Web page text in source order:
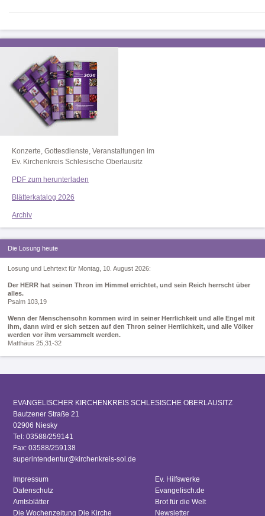
Konzerte, Gottesdienste, Veranstaltungen im
Ev. Kirchenkreis Schlesische Oberlausitz
PDF zum herunterladen
Blätterkatalog 2026
Archiv
Die Losung heute
Losung und Lehrtext für Montag, 10. August 2026:
Der HERR hat seinen Thron im Himmel errichtet, und sein Reich herrscht über
alles.
Psalm 103,19
Wenn der Menschensohn kommen wird in seiner Herrlichkeit und alle Engel mit
ihm, dann wird er sich setzen auf den Thron seiner Herrlichkeit, und alle Völker
werden vor ihm versammelt werden.
Matthäus 25,31-32
EVANGELISCHER KIRCHENKREIS SCHLESISCHE OBERLAUSITZ
Bautzener Straße 21
02906 Niesky
Tel: 03588/259141
Fax: 03588/259138
superintendentur@kirchenkreis-sol.de
Impressum
Datenschutz
Amtsblätter
Die Wochenzeitung Die Kirche
Ev. Hilfswerke
Evangelisch.de
Brot für die Welt
Newsletter